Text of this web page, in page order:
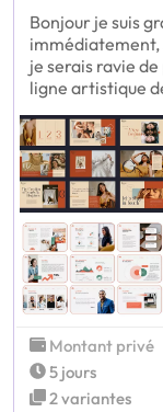
Bonjour je suis
immédiatement,
je serais ravie
ligne artistique
Montant privé
5 jours
2 variantes